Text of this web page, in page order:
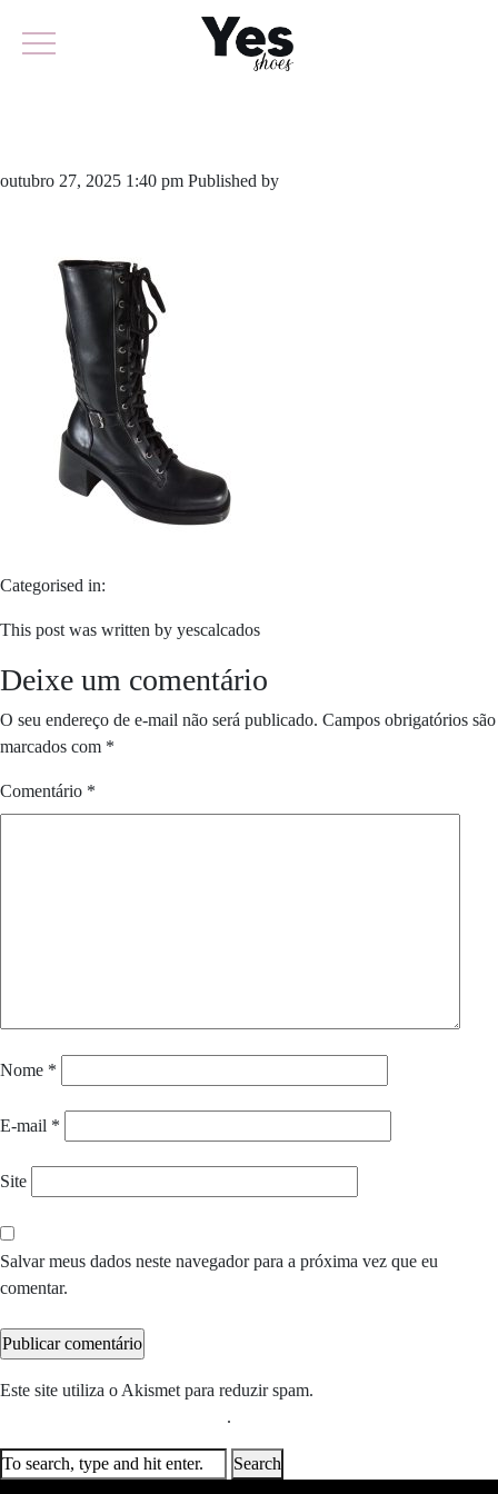
outubro 27, 2025 1:40 pm Published by
Categorised in:
This post was written by yescalcados
Deixe um comentário
O seu endereço de e-mail não será publicado. Campos obrigatórios são
marcados com *
Comentário *
Nome *
E-mail *
Site
Salvar meus dados neste navegador para a próxima vez que eu
comentar.
Este site utiliza o Akismet para reduzir spam.
.
Search